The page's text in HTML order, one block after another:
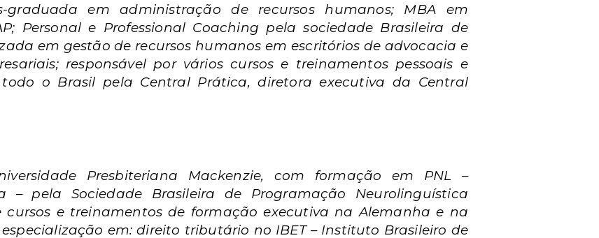
graduada em administração de recursos humanos; MBA em
Personal e Professional Coaching pela sociedade Brasileira de
em gestão de recursos humanos em escritórios de advocacia e
responsável por vários cursos e treinamentos pessoais e
o Brasil pela Central Prática, diretora executiva da Central
Presbiteriana Mackenzie, com formação em PNL –
– pela Sociedade Brasileira de Programação Neurolinguística
cursos e treinamentos de formação executiva na Alemanha e na
em: direito tributário no IBET – Instituto Brasileiro de